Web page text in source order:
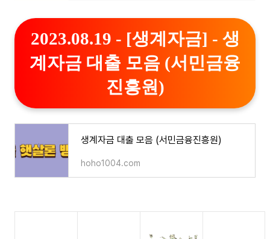
2023.08.19 - [생계자금] - 생
계자금 대출 모음 (서민금융
진흥원)
생계자금 대출 모음 (서민금융진흥원)
hoho1004.com